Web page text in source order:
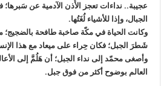
عجيبة.. نداءات تعجز الأُذن الآدمية عن سَبرها؛
الجبال، وإذا للأشياء لُغَتُها.
وكانت الحياة في مكّة صاخبة طافحة
شَطرَ الجبل؛ فكان حِراء على ميعاد مع هذا
وأصغى محمّد إلى نداء الجبل؛ أن هَلُمَّ إلى
العالم بوضوح أكثر من فوق جبل.